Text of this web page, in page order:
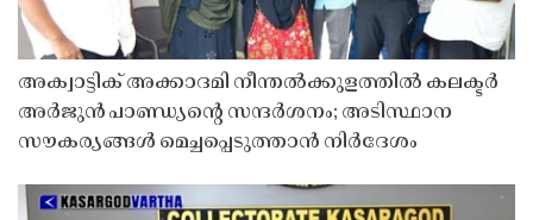
അക്വാട്ടിക് അക്കാദമി നീന്തൽക്കുളത്തിൽ കലക്ടർ
അർജുൻ പാണ്ഡ്യൻ്റെ സന്ദർശനം; അടിസ്ഥാന
സൗകര്യങ്ങൾ മെച്ചപ്പെടുത്താൻ നിർദേശം